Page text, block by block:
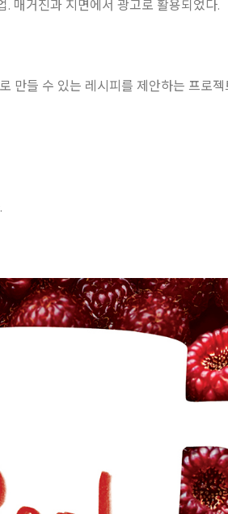
매거진과 지면에서 광고로 활용되었다.
만들 수 있는 레시피를 제안하는 프로